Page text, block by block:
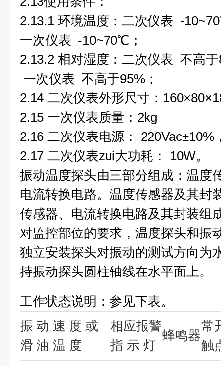
2.13.1 环境温度：二次仪表 -10~70
一次仪表 -10~70℃；
2.13.2 相对湿度：二次仪表 不高于
一次仪表 不高于95% ；
2.14 二次仪表外形尺寸： 160×80×
2.15 一次仪表质量： 2kg
2.16 二次仪表电源： 220Vac±10%
2.17 二次仪表zui大功耗： 10W。
振动温度探头由三部分组成：温度
电流转换电路。温度传感器及其封
传感器、电流转换电路及其封装组
对监控部位的要求，温度探头和振
独立安装探头对振动的测试方向为
持振动探头圆柱轴线在水平面上。
工作状态说明： 参见下表。
振 动 速 度 或
滑 油 温 度
相应报警
指 示 灯
蜂鸣器
常
触